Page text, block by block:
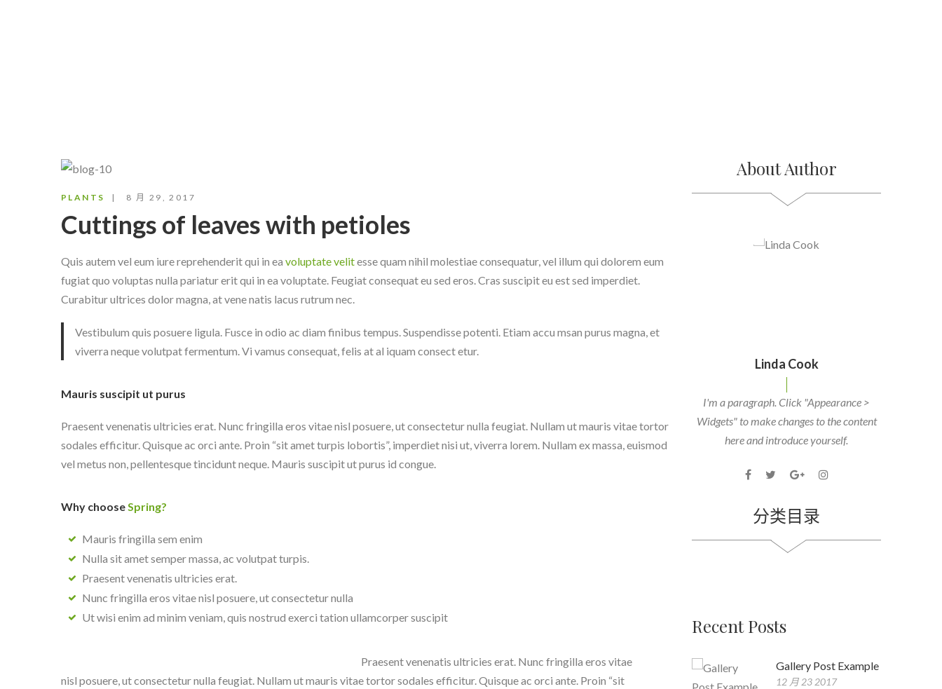
PLANTS 8 月 29, 2017
Cuttings of leaves with petioles
Quis autem vel eum iure reprehenderit qui in ea voluptate velitesse quam nihil molestiae consequatur, vel illum qui dolorem eum
fugiat quo voluptas nulla pariatur erit qui in ea voluptate. Feugiat consequat eu sed eros. Cras suscipit eu est sed imperdiet.
Curabitur ultrices dolor magna, at vene natis lacus rutrum nec.
Vestibulum quis posuere ligula. Fusce in odio ac diam finibus tempus. Suspendisse potenti. Etiam accu msan purus magna, et
viverra neque volutpat fermentum. Vi vamus consequat, felis at al iquam consect etur.
Mauris suscipit ut purus
Praesent venenatis ultricies erat. Nunc fringilla eros vitae nisl posuere, ut consectetur nulla feugiat. Nullam ut mauris vitae tortor
sodales efficitur. Quisque ac orci ante. Proin “sit amet turpis lobortis”, imperdiet nisi ut, viverra lorem. Nullam ex massa, euismod
vel metus non, pellentesque tincidunt neque. Mauris suscipit ut purus id congue.
Why chooseSpring?
Mauris fringilla sem enim
Nulla sit amet semper massa, ac volutpat turpis.
Praesent venenatis ultricies erat.
Nunc fringilla eros vitae nisl posuere, ut consectetur nulla
Ut wisi enim ad minim veniam, quis nostrud exerci tation ullamcorper suscipit
Praesent venenatis ultricies erat. Nunc fringilla eros vitae
nisl posuere, ut consectetur nulla feugiat. Nullam ut mauris vitae tortor sodales efficitur. Quisque ac orci ante. Proin “sit
About Author
Linda Cook
I'm a paragraph. Click "Appearance >
Widgets" to make changes to the content
here and introduce yourself.
分类目录
Recent Posts
Gallery Post Example
12 月 23 2017